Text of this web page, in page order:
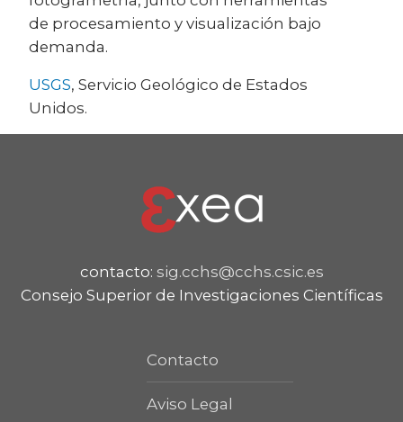
de procesamiento y visualización bajo
demanda.
USGS, Servicio Geológico de Estados
Unidos.
contacto: sig.cchs@cchs.csic.es
Consejo Superior de Investigaciones Científicas
Contacto
Aviso Legal